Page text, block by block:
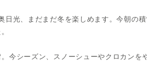
日光、まだまだ冬を楽しめます。今朝の
今シーズン、スノーシューやクロカン